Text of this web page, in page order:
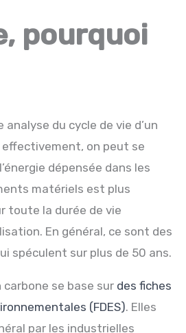
pourquoi
analyse du cycle de vie d’un
on peut se
dépensée dans les
matériels est plus
toute la durée de vie
En général, ce sont des
spéculent sur plus de 50 ans.
carbone se base sur des fiches
(FDES). Elles
par les industrielles